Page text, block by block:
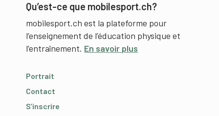
Qu’est-ce que mobilesport.ch?
mobilesport.ch est la plateforme pour
l’enseignement de l’éducation physique et
l’entraînement. En savoir plus
Portrait
Contact
S’inscrire